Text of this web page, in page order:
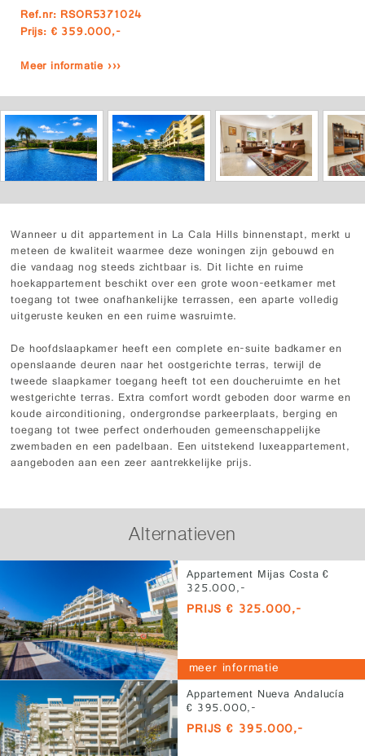
Ref.nr: RSOR5371024
Prijs: € 359.000,-
Meer informatie ›››
Wanneer u dit appartement in La Cala Hills binnenstapt, merkt u
meteen de kwaliteit waarmee deze woningen zijn gebouwd en
die vandaag nog steeds zichtbaar is. Dit lichte en ruime
hoekappartement beschikt over een grote woon-eetkamer met
toegang tot twee onafhankelijke terrassen, een aparte volledig
uitgeruste keuken en een ruime wasruimte.
De hoofdslaapkamer heeft een complete en-suite badkamer en
openslaande deuren naar het oostgerichte terras, terwijl de
tweede slaapkamer toegang heeft tot een doucheruimte en het
westgerichte terras. Extra comfort wordt geboden door warme en
koude airconditioning, ondergrondse parkeerplaats, berging en
toegang tot twee perfect onderhouden gemeenschappelijke
zwembaden en een padelbaan. Een uitstekend luxeappartement,
aangeboden aan een zeer aantrekkelijke prijs.
Alternatieven
Appartement Mijas Costa €
325.000,-
PRIJS € 325.000,-
meer informatie
Appartement Nueva Andalucía
€ 395.000,-
PRIJS € 395.000,-